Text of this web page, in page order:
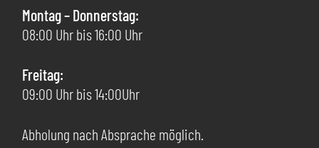
Montag – Donnerstag:
08:00 Uhr bis 16:00 Uhr
Freitag:
09:00 Uhr bis 14:00Uhr
Abholung nach Absprache möglich.